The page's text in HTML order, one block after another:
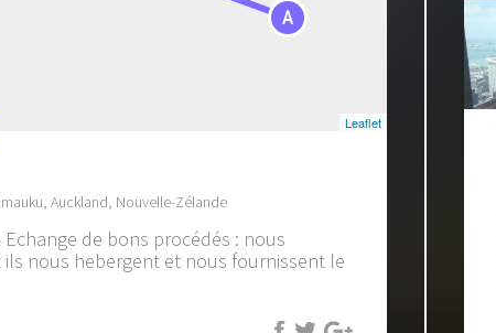
A
Leaflet
Auckland, Nouvelle-Zélande
de bons procédés : nous
nous hebergent et nous fournissent le